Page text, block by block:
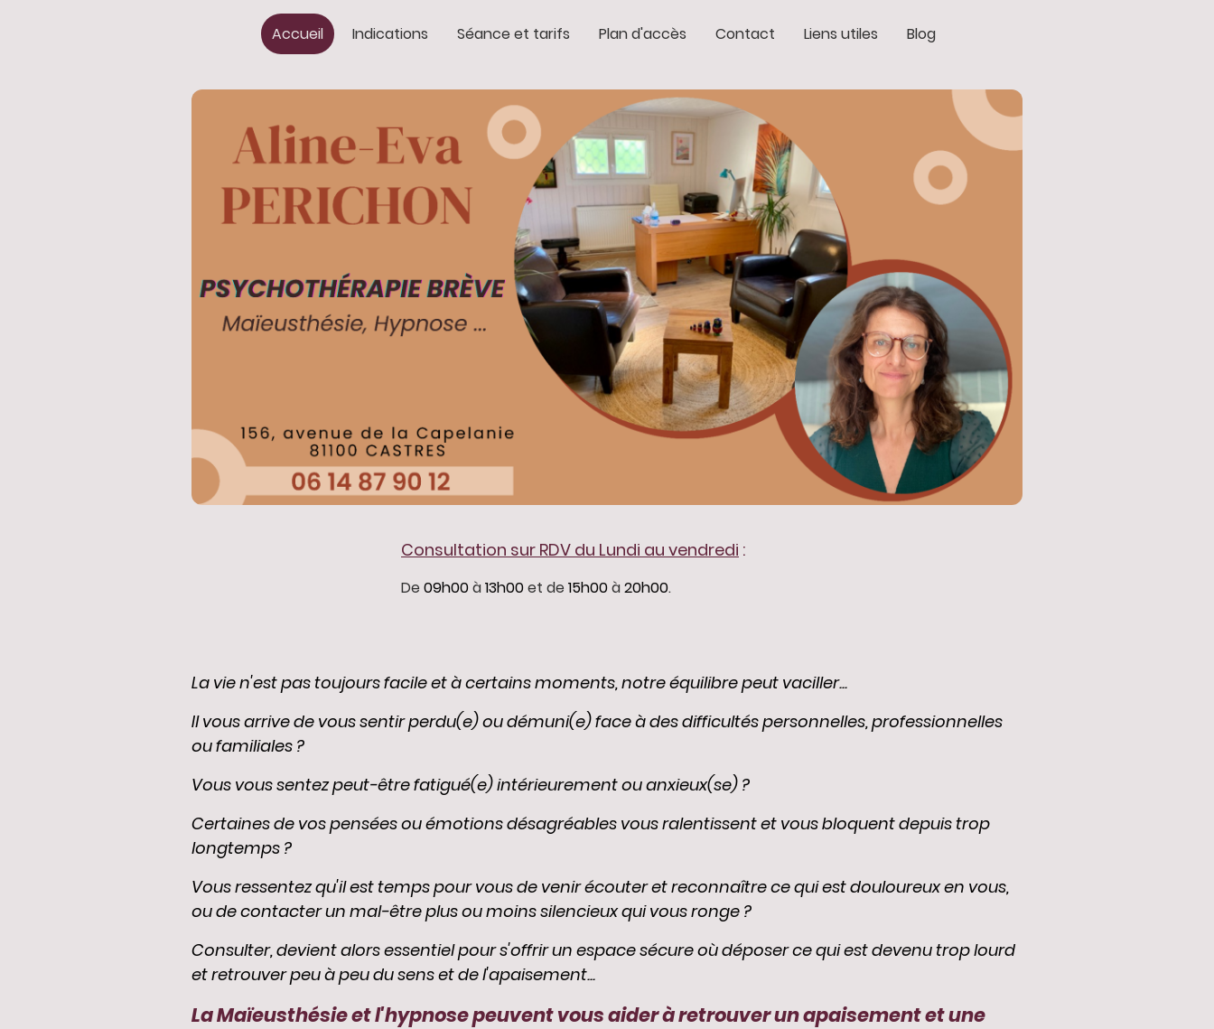
Accueil Indications Séance et tarifs Plan d'accès Contact Liens utiles Blog
Consultation sur RDV du Lundi au vendredi :
De 09h00à13h00et de 15h00à20h00.
La vie n'est pas toujours facile et à certains moments, notre équilibre peut vaciller...
Il vous arrive de vous sentir perdu(e) ou démuni(e) face à des difficultés personnelles, professionnelles
ou familiales ?
Vous vous sentez peut-être fatigué(e) intérieurement ou anxieux(se) ?
Certaines de vos pensées ou émotions désagréables vous ralentissent et vous bloquent depuis trop
longtemps ?
Vous ressentez qu'il est temps pour vous de venir écouter et reconnaître ce qui est douloureux en vous,
ou de contacter un mal-être plus ou moins silencieux qui vous ronge ?
Consulter, devient alors essentiel pour s'offrir un espace sécure où déposer ce qui est devenu trop lourd
et retrouver peu à peu du sens et de l'apaisement...
La Maïeusthésie et l'hypnose peuvent vous aider à retrouver un apaisement et une